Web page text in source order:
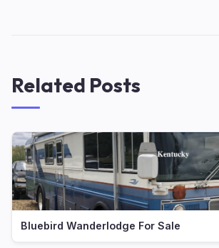
Related Posts
Bluebird Wanderlodge For Sale